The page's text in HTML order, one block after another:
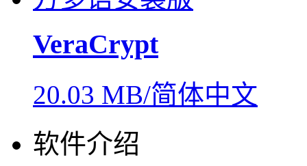
VeraCrypt
20.03 MB/简体中文
软件介绍